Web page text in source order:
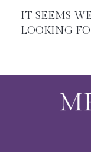
IT SEEMS
LOOKING